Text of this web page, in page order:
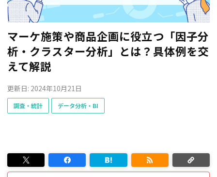
マーケ施策や商品企画に役立つ「因子分
析・クラスター分析」とは？具体例を交
えて解説
更新日: 2024年10月21日
調査・統計 データ分析・BI